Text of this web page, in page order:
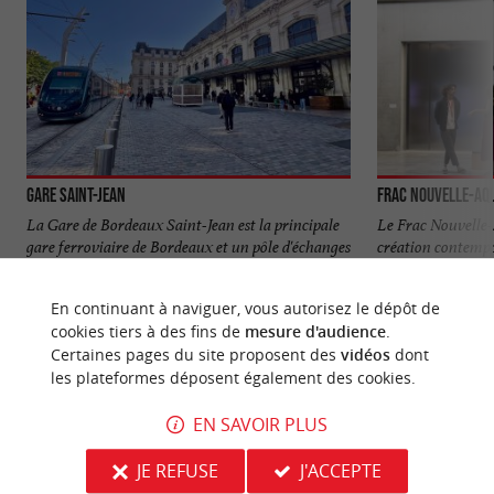
Gare Saint-Jean
La Gare de Bordeaux Saint-Jean est la principale
gare ferroviaire de Bordeaux et un pôle d'échanges
2,4 km - Bordeaux
Frac Nouvelle-
Le Frac
création
2,6 km -
NOUS AVONS TESTÉPOUR VOUS
En continuant à naviguer, vous autorisez le dépôt de
cookies tiers à des fins de mesure d'audience.
Certaines pages du site proposent des vidéosdont
les plateformes déposent également des cookies.
EN SAVOIR PLUS
JE REFUSE
J'ACCEPTE